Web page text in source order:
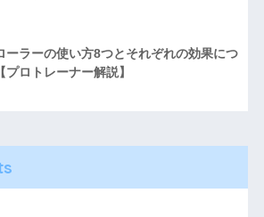
ーラーの使い方8つとそれぞれの効果につ
プロトレーナー解説】